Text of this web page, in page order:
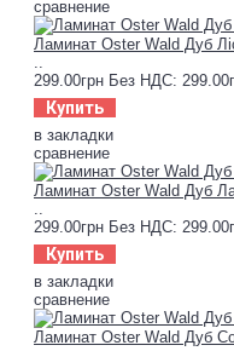
сравнение
Ламинат Oster Wald Дуб
299.00грн Без НДС:
Купить
в закладки
сравнение
Ламинат Oster Wald Дуб
299.00грн Без НДС:
Купить
в закладки
сравнение
Ламинат Oster Wald Дуб